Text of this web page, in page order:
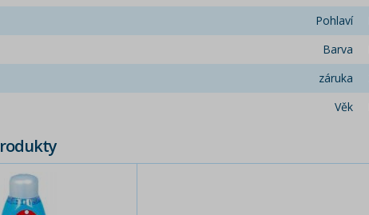
Pohlaví
Barva
záruka
Věk